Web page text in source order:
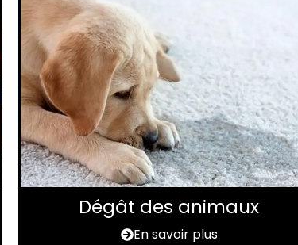
Dégât des animaux
En savoir plus